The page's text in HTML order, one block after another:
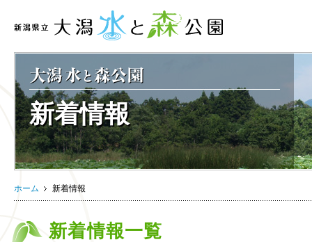
新着情報
ホーム 新着情報
新着情報一覧